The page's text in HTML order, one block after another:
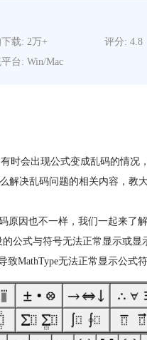
下载: 2万+
评分: 4.8
台: Win/Mac
时会出现公式变成乱码的情
解决乱码问题的相关内容，教
原因也不一样，我们一起来了解
的公式与符号无法正常显示或显
MathType无法正常显示公式符